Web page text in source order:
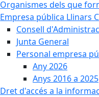
Organismes dels que
Empresa pública Llinars
Consell
Junta General
Personal empresa
Any 2026
Anys 2016 a 2025
Dret d'accés a la